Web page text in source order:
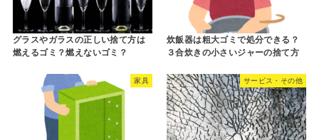
グラスやガラスの正しい捨て方は
燃えるゴミ？燃えないゴミ？
炊飯器は粗大ゴミで処分できる？
３合炊きの小さいジャーの捨て方
家具 サービス・その他